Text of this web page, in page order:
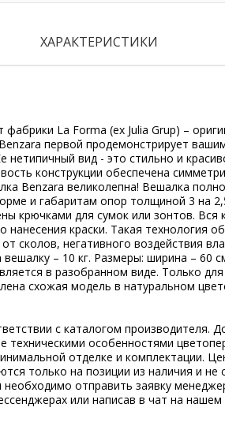
ХАРАКТЕРИСТИКИ
La Forma (ex Julia Grup) –
первой продемонстрирует
нетипичный вид - это стильно и
конструкции обеспечена
Benzara великолепна! Вешалка
и габаритам опор толщиной 3 на
крючками для сумок или зонтов. Вся
краски. Такая технология
сколов, негативного воздействия
– 10 кг. Размеры: ширина – 60
в разобранном виде. Только
схожая модель в натуральном
с каталогом производителя.
техническими особенностями
отделке и комплектации.
только на позиции из наличия и не
необходимо отправить заявку
или написав в чат на нашем